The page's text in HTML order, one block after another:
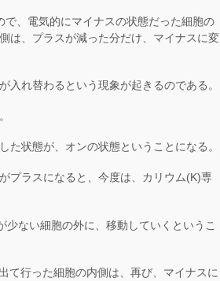
、電気的にマイナスの状態だった細胞の
は、プラスが減った分だけ、マイナスに変
入れ替わるという現象が起きるのである。
状態が、オンの状態ということになる。
プラスになると、今度は、カリウム(K)専
ない細胞の外に、移動していくというこ
て行った細胞の内側は、再び、マイナスに